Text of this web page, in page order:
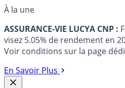
À la une
ASSURANCE-VIE LUCYA CNP :
visez 5.05% de rendement en
Voir conditions sur la page
En Savoir Plus